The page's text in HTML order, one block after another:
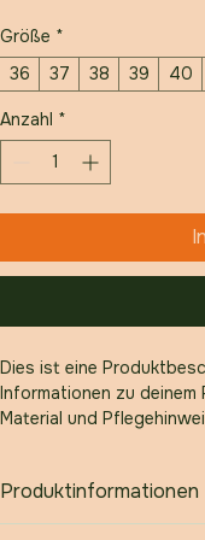
Größe *
36
37 38 39 40
Anzahl *
Dies ist eine
Informationen zu deinem